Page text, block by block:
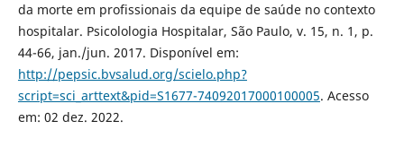
da morte em profissionais da equipe de saúde no contexto
hospitalar. Psicolologia Hospitalar, São Paulo, v. 15, n. 1, p.
44-66, jan./jun. 2017. Disponível em:
http://pepsic.bvsalud.org/scielo.php?
script=sci_arttext&pid=S1677-74092017000100005. Acesso
em: 02 dez. 2022.